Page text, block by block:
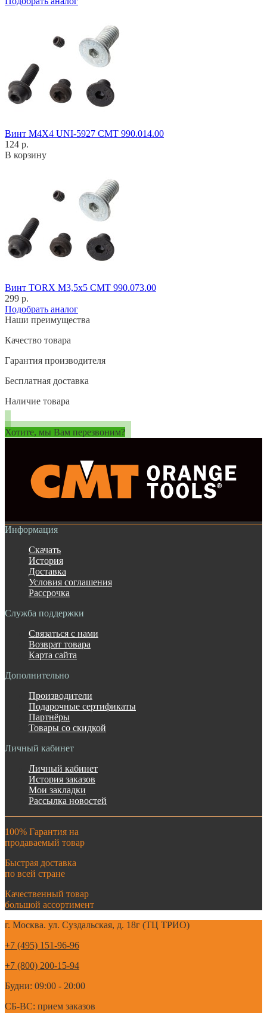
Винт M4X4 UNI-5927 CMT 990.014.00
124 р.
В корзину
Винт TORX M3,5x5 CMT 990.073.00
299 р.
Подобрать аналог
Наши преимущества
Качество товара
Гарантия производителя
Бесплатная доставка
Наличие товара
Хотите, мы Вам перезвоним?
Информация
Скачать
История
Доставка
Условия соглашения
Рассрочка
Служба поддержки
Связаться с нами
Возврат товара
Карта сайта
Дополнительно
Производители
Подарочные сертификаты
Партнёры
Товары со скидкой
Личный кабинет
Личный кабинет
История заказов
Мои закладки
Рассылка новостей
100% Гарантия на
продаваемый товар
Быстрая доставка
по всей стране
Качественный товар
большой ассортимент
г. Москва. ул. Суздальская, д. 18г (ТЦ ТРИО)
+7 (495) 151-96-96
+7 (800) 200-15-94
Будни: 09:00 - 20:00
СБ-ВС: прием заказов